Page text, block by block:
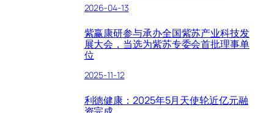
2026-04-13
紫赢康研参与承办全国紫苏产业科技发
展大会，当选为紫苏专委会首批理事单
位
2025-11-12
利德健康：2025年5月天使轮近亿元融